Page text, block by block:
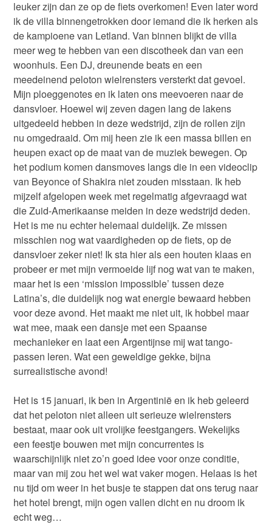
leuker zijn dan ze op de fiets overkomen! Even later word
ik de villa binnengetrokken door iemand die ik herken als
de kampioene van Letland. Van binnen blijkt de villa
meer weg te hebben van een discotheek dan van een
woonhuis. Een DJ, dreunende beats en een
meedeinend peloton wielrensters versterkt dat gevoel.
Mijn ploeggenotes en ik laten ons meevoeren naar de
dansvloer. Hoewel wij zeven dagen lang de lakens
uitgedeeld hebben in deze wedstrijd, zijn de rollen zijn
nu omgedraaid. Om mij heen zie ik een massa billen en
heupen exact op de maat van de muziek bewegen. Op
het podium komen dansmoves langs die in een videoclip
van Beyonce of Shakira niet zouden misstaan. Ik heb
mijzelf afgelopen week met regelmatig afgevraagd wat
die Zuid-Amerikaanse meiden in deze wedstrijd deden.
Het is me nu echter helemaal duidelijk. Ze missen
misschien nog wat vaardigheden op de fiets, op de
dansvloer zeker niet! Ik sta hier als een houten klaas en
probeer er met mijn vermoeide lijf nog wat van te maken,
maar het is een ‘mission impossible’ tussen deze
Latina’s, die duidelijk nog wat energie bewaard hebben
voor deze avond. Het maakt me niet uit, ik hobbel maar
wat mee, maak een dansje met een Spaanse
mechanieker en laat een Argentijnse mij wat tango-
passen leren. Wat een geweldige gekke, bijna
surrealistische avond!
Het is 15 januari, ik ben in Argentinië en ik heb geleerd
dat het peloton niet alleen uit serieuze wielrensters
bestaat, maar ook uit vrolijke feestgangers. Wekelijks
een feestje bouwen met mijn concurrentes is
waarschijnlijk niet zo’n goed idee voor onze conditie,
maar van mij zou het wel wat vaker mogen. Helaas is het
nu tijd om weer in het busje te stappen dat ons terug naar
het hotel brengt, mijn ogen vallen dicht en nu droom ik
echt weg…